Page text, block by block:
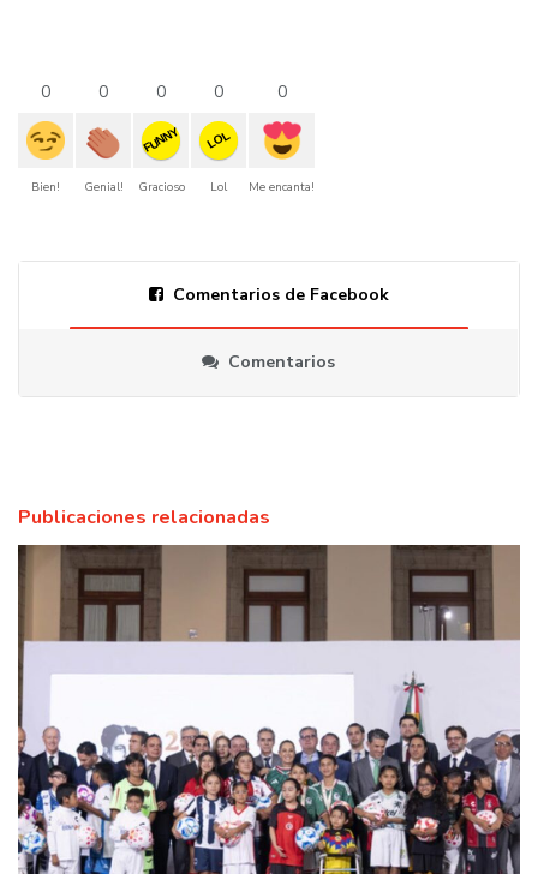
0
Bien!
0
Genial!
0
FUNNY
Gracioso
0
LOL
Lol
0
Me encanta!
Comentarios de Facebook
Comentarios
Publicaciones relacionadas